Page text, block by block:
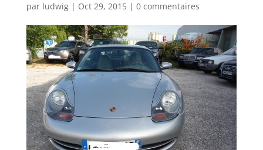
par ludwig| Oct 29, 2015| 0 commentaires